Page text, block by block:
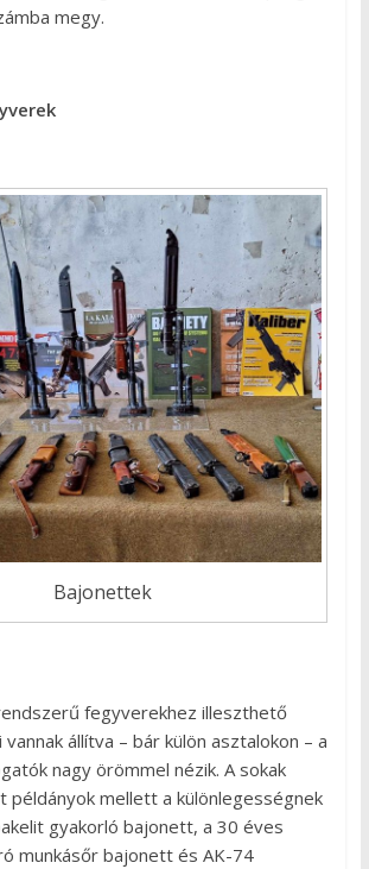
megy.
Bajonettek
fegyverekhez illeszthető
állítva – bár külön asztalokon – a
nagy örömmel nézik. A sokak
példányok mellett a különlegességnek
gyakorló bajonett, a 30 éves
munkásőr bajonett és AK-74